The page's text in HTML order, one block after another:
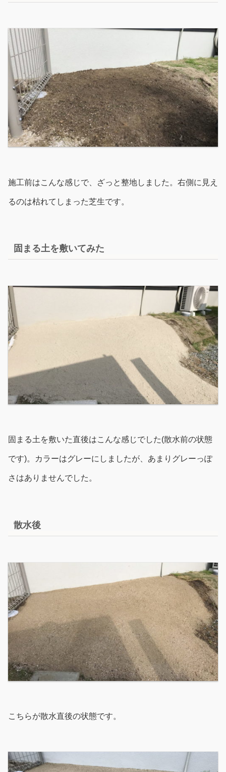
施工前はこんな感じで、ざっと整地しました。右側に見え
るのは枯れてしまった芝生です。
固まる土を敷いてみた
固まる土を敷いた直後はこんな感じでした(散水前の状態
です)。カラーはグレーにしましたが、あまりグレーっぽ
さはありませんでした。
散水後
こちらが散水直後の状態です。